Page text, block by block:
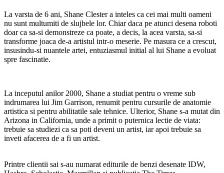
La varsta de 6 ani, Shane Clester a inteles ca cei mai multi oameni
nu sunt multumiti de slujbele lor. Chiar daca pe atunci desena roboti
doar ca sa-si demonstreze ca poate, a decis, la acea varsta, sa-si
transforme joaca de-a artistul intr-o meserie. Pe masura ce a crescut,
insusindu-si nuantele artei, entuziasmul initial al lui Shane a evoluat
spre fascinatie.
La inceputul anilor 2000, Shane a studiat pentru o vreme sub
indrumarea lui Jim Garrison, renumit pentru cursurile de anatomie
artistica si pentru abilitatile sale tehnice. Ulterior, Shane s-a mutat din
Arizona in California, unde a primit o puternica lectie de viata:
trebuie sa studiezi ca sa poti deveni un artist, iar apoi trebuie sa
inveti afacerea de a fi un artist.
Printre clientii sai s-au numarat editurile de benzi desenate IDW,